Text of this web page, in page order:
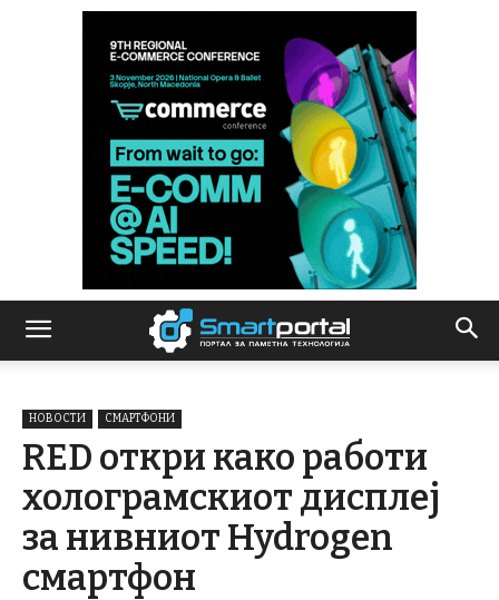
НОВОСТИ СМАРТФОНИ
RED откри како работи
холограмскиот дисплеј
за нивниот Hydrogen
смартфон